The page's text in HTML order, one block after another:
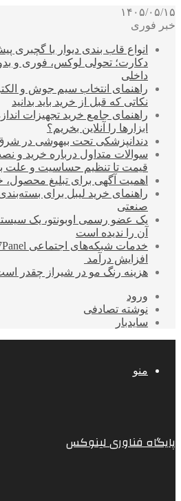
۱۴۰۵/۰۵/۱۵
خبر فوری
انواع قاب بندی دیوار با گچبری
دکارت؛ تحولی لوکس، فوری و
داخلی
راهنمای انتخاب سیم جوش و
نکاتی که قبل از خرید باید بدانید
راهنمای جامع خرید تجهیزات
ابزارها را آنلاین بخریم؟
دندانپزشکی تحت بیهوشی در
سوالات متداول درباره خرید و
قیمت تا تنظیم حساسیت و علت
اهمیت آگهی برای تبلیغ
راهنمای خرید لیبل برای
صنعتی
یک عضو رسمی اوبونتو، یک
آن را ندیده است
افزایش درآمد
هزینه رنگ مو در شیراز چقدر
ورود
نوشته تصادفی
سایدبار
منو
پایگاه فناوری لینوکس